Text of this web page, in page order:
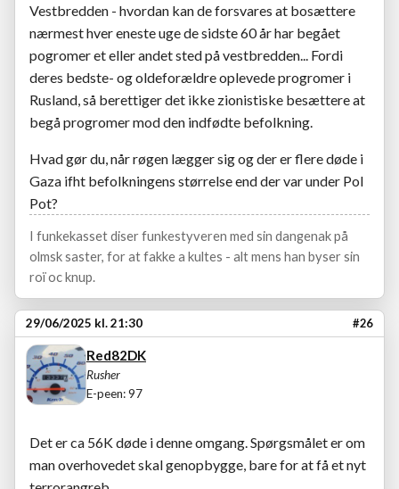
Vestbredden - hvordan kan de forsvares at bosættere
nærmest hver eneste uge de sidste 60 år har begået
pogromer et eller andet sted på vestbredden... Fordi
deres bedste- og oldeforældre oplevede progromer i
Rusland, så berettiger det ikke zionistiske besættere at
begå progromer mod den indfødte befolkning.
Hvad gør du, når røgen lægger sig og der er flere døde i
Gaza ifht befolkningens størrelse end der var under Pol
Pot?
I funkekasset diser funkestyveren med sin dangenak på
olmsk saster, for at fakke a kultes - alt mens han byser sin
roï oc knup.
29/06/2025 kl. 21:30 #26
Red82DK
Rusher
E-peen: 97
Det er ca 56K døde i denne omgang. Spørgsmålet er om
man overhovedet skal genopbygge, bare for at få et nyt